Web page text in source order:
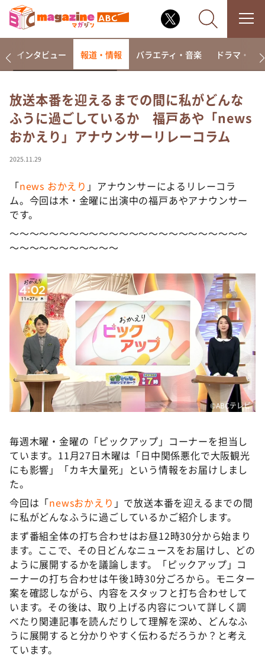
なるみ・岡村の過ぎるTV
相席食堂
これ余談なんですけど・・・
て真剣です
探偵！ナイトスクープ
（news おかえり）
本日はダイアンなり！シーズン２
朝だ！生です旅サラダ
教えて！ニュースライブ 正義のミカタ
ＬＩＦＥ～夢のカタチ～
新婚さんいらっしゃい！
ポツンと一軒家
ザキ山小屋本館
アナ回覧板
インタビュー 報道・情報 バラエティ・音楽 ドラマ・映画
放送本番を迎えるまでの間に私がどんな
ふうに過ごしているか 福戸あや「news
おかえり」アナウンサーリレーコラム
2025.11.29
「news おかえり 」アナウンサーによるリレーコラ
ム。今回は木・金曜に出演中の福戸あやアナウンサー
です。
～～～～～～～～～～～～～～～～～～～～～～～～
～～～～～～～～～～～
©️ABCテレビ
毎週木曜・金曜の「ピックアップ」コーナーを担当し
ています。11月27日木曜は「日中関係悪化で大阪観光
にも影響」「カキ大量死」という情報をお届けしまし
た。
今回は「newsおかえり 」で放送本番を迎えるまでの間
に私がどんなふうに過ごしているかご紹介します。
まず番組全体の打ち合わせはお昼12時30分から始まり
ます。ここで、その日どんなニュースをお届けし、どの
ように展開するかを議論します。「ピックアップ」コ
ーナーの打ち合わせは午後1時30分ごろから。モニター
案を確認しながら、内容をスタッフと打ち合わせして
います。その後は、取り上げる内容について詳しく調
べたり関連記事を読んだりして理解を深め、どんなふ
うに展開すると分かりやすく伝わるだろうか？と考え
ています。